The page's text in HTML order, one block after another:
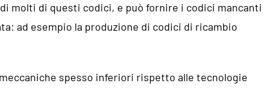
molti di questi codici, e può fornire i codici mancanti
ad esempio la produzione di codici di ricambio
spesso inferiori rispetto alle tecnologie